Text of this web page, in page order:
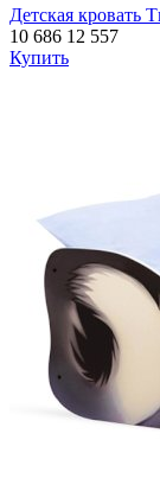
Детская кровать
10 686 12 557
Купить